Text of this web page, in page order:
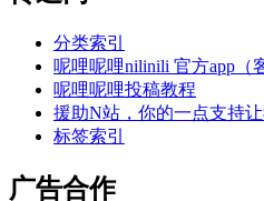
分类索引
呢哩呢哩nilinili 官方app（
呢哩呢哩投稿教程
援助N站，你的一点支持让
标签索引
广告合作